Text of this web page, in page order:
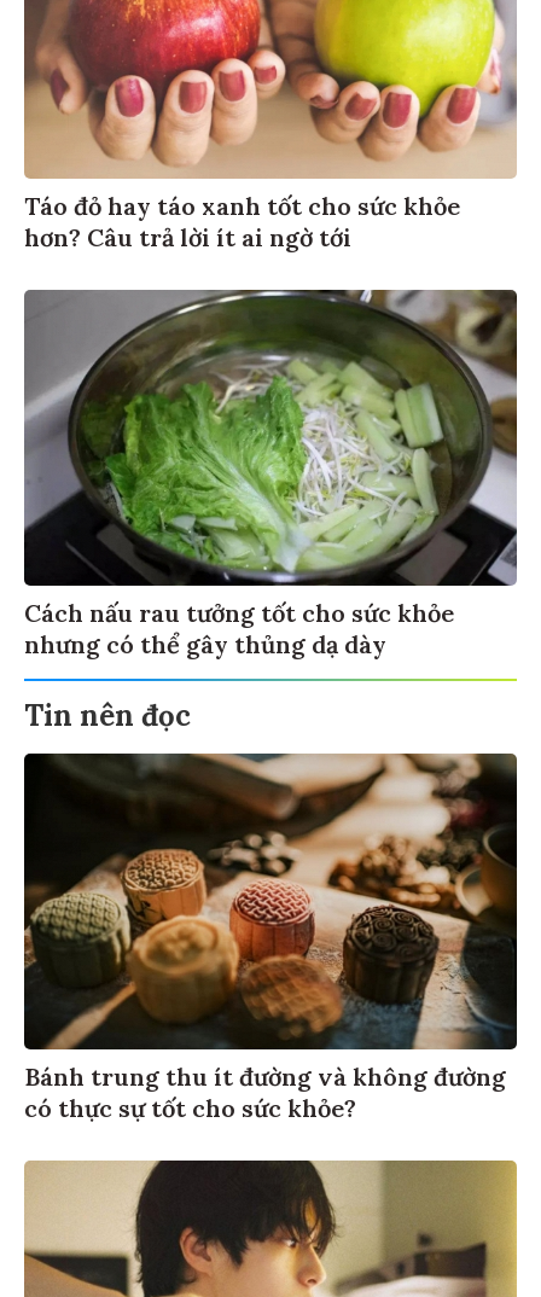
Táo đỏ hay táo xanh tốt cho sức khỏe
hơn? Câu trả lời ít ai ngờ tới
Cách nấu rau tưởng tốt cho sức khỏe
nhưng có thể gây thủng dạ dày
Tin nên đọc
Bánh trung thu ít đường và không đường
có thực sự tốt cho sức khỏe?